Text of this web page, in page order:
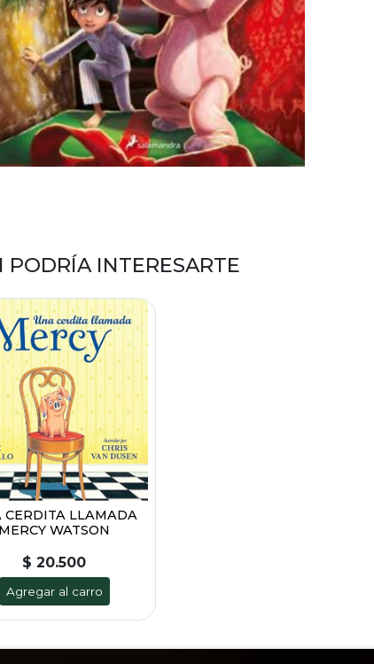
PODRÍA INTERESARTE
CERDITA LLAMADA
MERCY WATSON
$ 20.500
Agregar al carro